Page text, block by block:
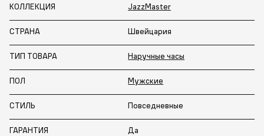
КОЛЛЕКЦИЯ JazzMaster
СТРАНА Швейцария
ТИП ТОВАРА Наручные часы
ПОЛ Мужские
СТИЛЬ Повседневные
ГАРАНТИЯ Да